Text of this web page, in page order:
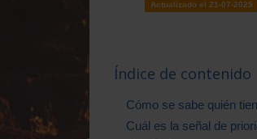
Actualizado el 21-07-2025
Índice de contenido
Cómo se sabe quién
Cuál es la señal de